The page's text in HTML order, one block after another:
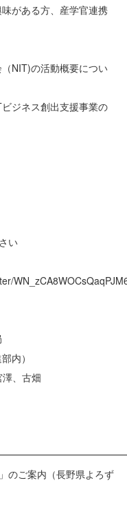
ある方、産学官連携
の活動概要につい
ス創出支援事業の
い
内）
、古畑
のご案内（長野県よろず